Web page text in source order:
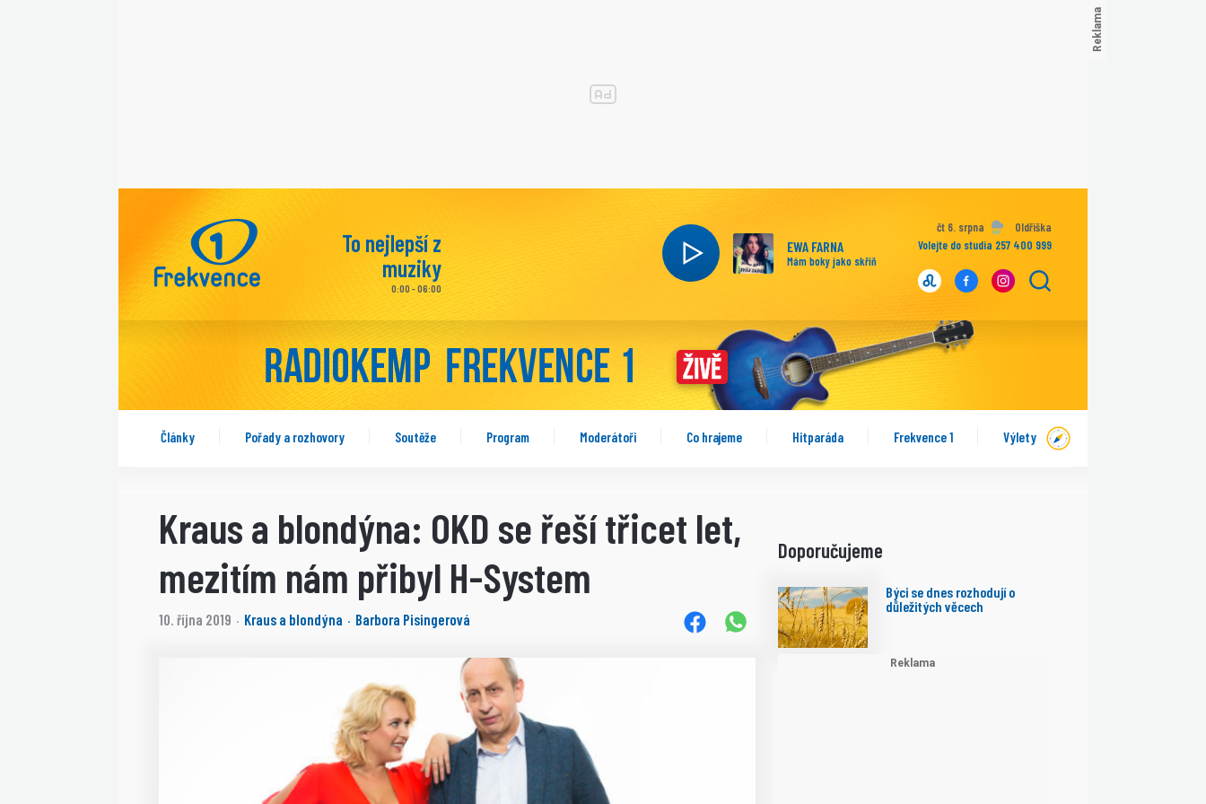
Články Pořady a rozhovory Soutěže Program Moderátoři Co hrajeme Hitparáda Frekvence 1 Výlety
EWA FARNA
Mám boky jako skříň
To nejlepší z
muziky
0:00 - 06:00
čt 6. srpna
Oldřiška
Volejte do studia 257 400 999
Kraus a blondýna: OKD se řeší třicet let,
mezitím nám přibyl H-System
10. října 2019 · Kraus a blondýna · Barbora Pisingerová
Doporučujeme
Býci se dnes rozhodují o
důležitých věcech